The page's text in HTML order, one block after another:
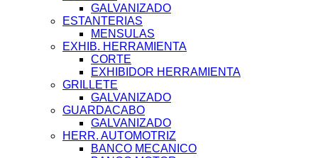
GALVANIZADO
ESTANTERIAS
MENSULAS
EXHIB. HERRAMIENTA
CORTE
EXHIBIDOR HERRAMIENTA
GRILLETE
GALVANIZADO
GUARDACABO
GALVANIZADO
HERR. AUTOMOTRIZ
BANCO MECANICO